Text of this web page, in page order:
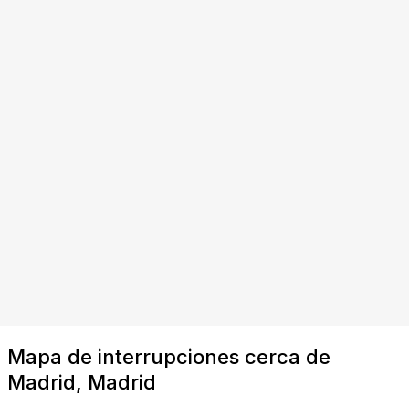
Mapa de interrupciones cerca de
Madrid, Madrid